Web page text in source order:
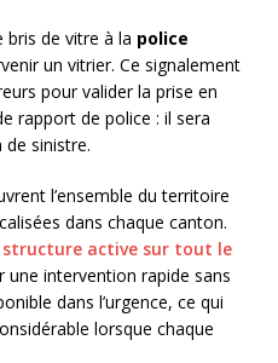
bris de vitre à la police
un vitrier. Ce signalement
pour valider la prise en
rapport de police : il sera
sinistre.
l’ensemble du territoire
dans chaque canton.
active sur tout le
une intervention rapide sans
dans l’urgence, ce qui
lorsque chaque